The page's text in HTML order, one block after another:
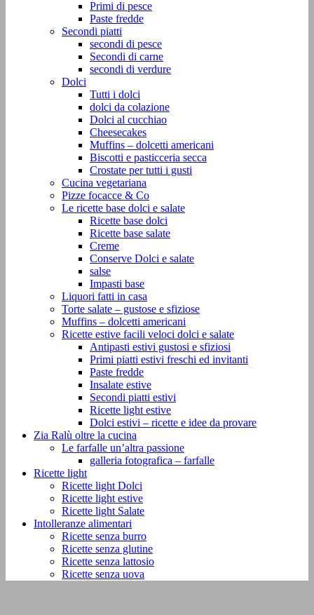
Primi di pesce
Paste fredde
Secondi piatti
secondi di pesce
Secondi di carne
secondi di verdure
Dolci
Tutti i dolci
dolci da colazione
Dolci al cucchiao
Cheesecakes
Muffins – dolcetti americani
Biscotti e pasticceria secca
Crostate per tutti i gusti
Cucina vegetariana
Pizze focacce & Co
Le ricette base dolci e salate
Ricette base dolci
Ricette base salate
Creme
Conserve Dolci e salate
salse
Impasti base
Liquori fatti in casa
Torte salate – gustose e sfiziose
Muffins – dolcetti americani
Ricette estive facili veloci dolci e salate
Antipasti estivi gustosi e sfiziosi
Primi piatti estivi freschi ed invitanti
Paste fredde
Insalate estive
Secondi piatti estivi
Ricette light estive
Dolci estivi – ricette e idee da provare
Zia Ralù oltre la cucina
Le farfalle un’altra passione
galleria fotografica – farfalle
Ricette light
Ricette light Dolci
Ricette light estive
Ricette light Salate
Intolleranze alimentari
Ricette senza burro
Ricette senza glutine
Ricette senza lattosio
Ricette senza uova